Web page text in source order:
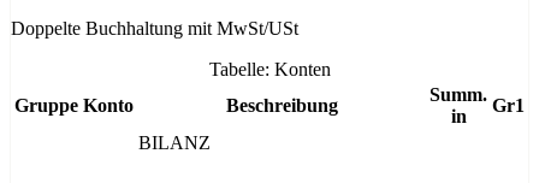
Doppelte Buchhaltung mit MwSt/USt
Tabelle: Konten
Gruppe Konto Beschreibung
Summ.
in
Gr1
BILANZ